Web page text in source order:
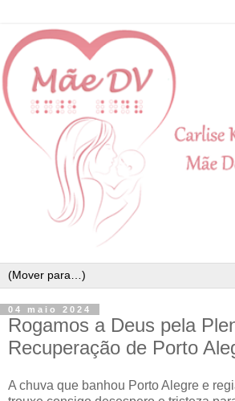
04 maio 2024
Rogamos a Deus pela
Recuperação de Porto
A chuva que banhou Porto Alegre e